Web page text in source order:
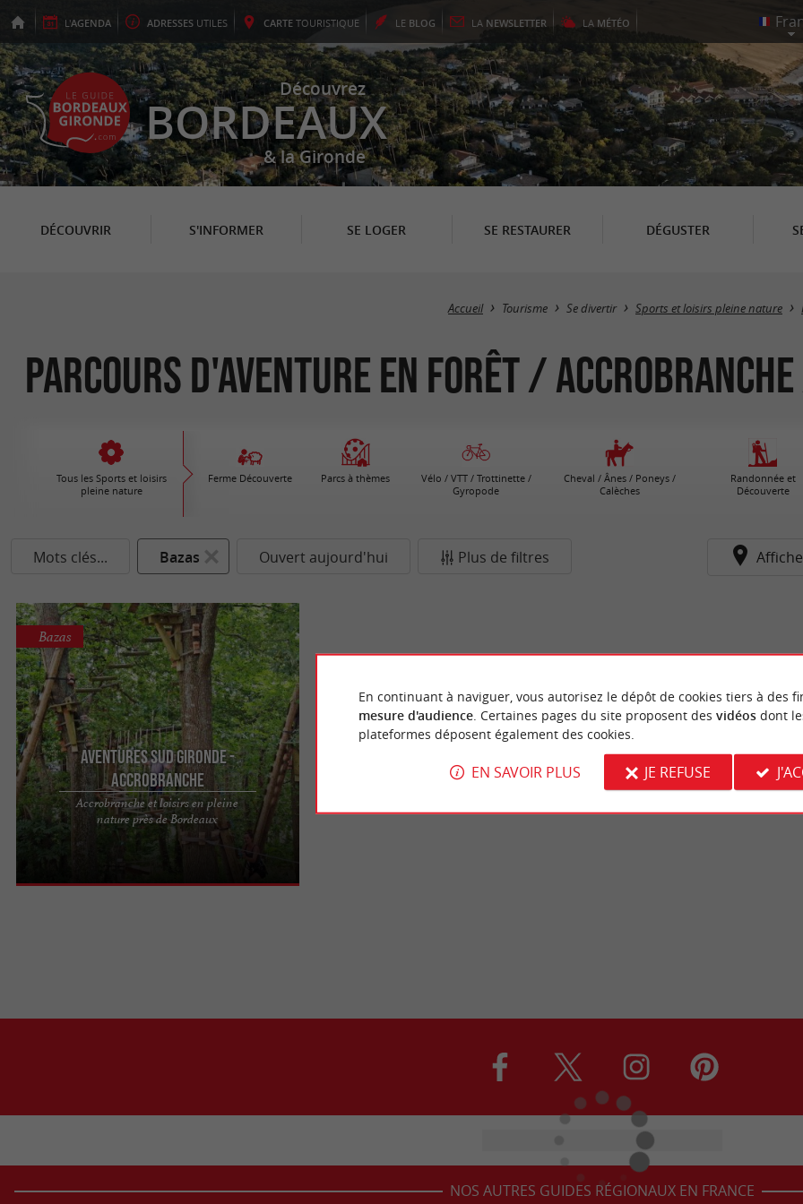
L'AGENDA ADRESSES UTILES CARTE TOURISTIQUE LE BLOG LA NEWSLETTER LA MÉTÉO
Découvrez
BORDEAUX
& la Gironde
DÉCOUVRIR S'INFORMER SE LOGER SE RESTAURER DÉGUSTER
Accueil Tourisme Se divertir Sports et loisirs pleine nature
Parcours d'aventure en forêt / Accrobranche
Tous les Sports et loisirs
pleine nature
Ferme Découverte Parcs à thèmes
Vélo / VTT / Trottinette /
Gyropode
Cheval / Ânes / Poneys /
Calèches
Randonnée et
Découverte
Mots clés... Bazas Ouvert aujourd'hui Plus de filtres
Aventures Sud Gironde -
Accrobranche
Accrobranche et loisirs en pleine
nature près de Bordeaux
Bazas
Sur notre parc de loisirs à Bazas (33) proche de
Bordeaux, nous avons installé plusieurs parcours
d'accrobranche ...
NOS AUTRES GUIDES RÉGIONAUX EN FRANCE
En continuant à naviguer, vous autorisez le dépôt de cookies tiers à des
mesure d'audience. Certaines pages du site proposent des vidéosdont
plateformes déposent également des cookies.
EN SAVOIR PLUS JE REFUSE